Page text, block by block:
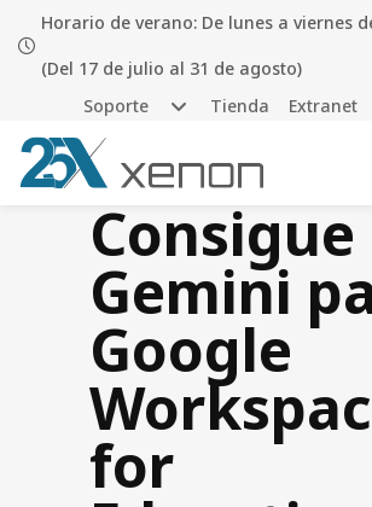
Horario de verano: De lunes a viernes
(Del 17 de julio al 31 de agosto)
Soporte
Tienda Extranet
Consigue
Gemini
Google
for